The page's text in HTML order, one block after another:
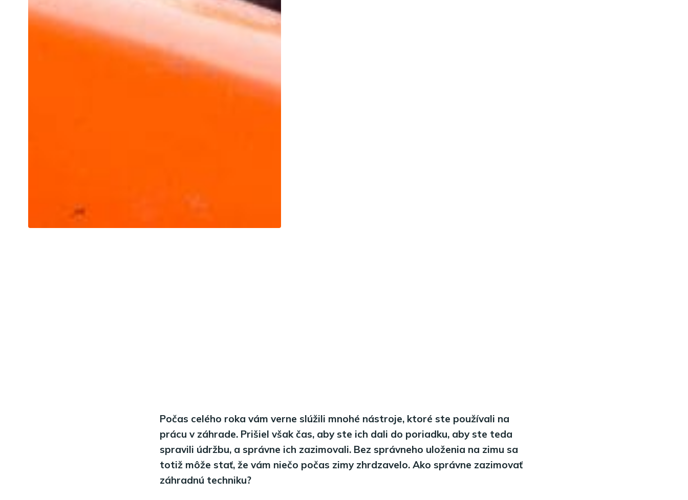
Počas celého roka vám verne slúžili mnohé nástroje, ktoré ste používali na
prácu v záhrade. Prišiel však čas, aby ste ich dali do poriadku, aby ste teda
spravili údržbu, a správne ich zazimovali. Bez správneho uloženia na zimu sa
totiž môže stať, že vám niečo počas zimy zhrdzavelo. Ako správne zazimovať
záhradnú techniku?